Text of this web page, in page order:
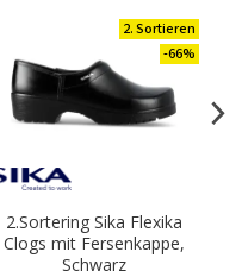
2. Sortieren
-66%
2.Sortering Sika Flexika
Clogs mit Fersenkappe,
Schwarz